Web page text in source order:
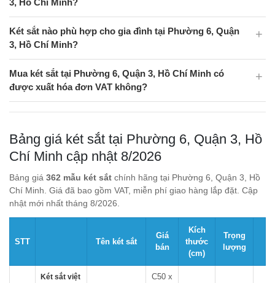
3, Hồ Chí Minh?
Két sắt nào phù hợp cho gia đình tại Phường 6, Quận
3, Hồ Chí Minh?
Mua két sắt tại Phường 6, Quận 3, Hồ Chí Minh có
được xuất hóa đơn VAT không?
Bảng giá két sắt tại Phường 6, Quận 3, Hồ
Chí Minh cập nhật 8/2026
Bảng giá 362 mẫu két sắt chính hãng tại Phường 6, Quận 3, Hồ
Chí Minh. Giá đã bao gồm VAT, miễn phí giao hàng lắp đặt. Cập
nhật mới nhất tháng 8/2026.
STT Tên két sắt
Giá
bán
Kích
thước
(cm)
Trọng
lượng
Két sắt việt
C50 x